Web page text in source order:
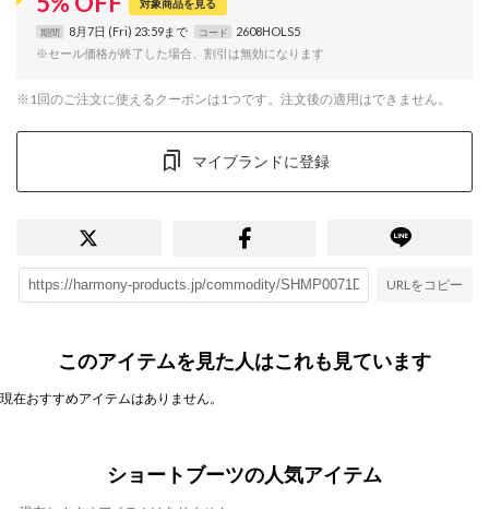
対象商品を見る
期間 8月7日 (Fri) 23:59まで コード
2608HOLS5
※セール価格が終了した場合、割引は無効になります
※1回のご注文に使えるクーポンは1つです。注文後の適用はできません。
マイブランドに登録
URLをコピー
このアイテムを見た人はこれも見ています
現在おすすめアイテムはありません。
ショートブーツの人気アイテム